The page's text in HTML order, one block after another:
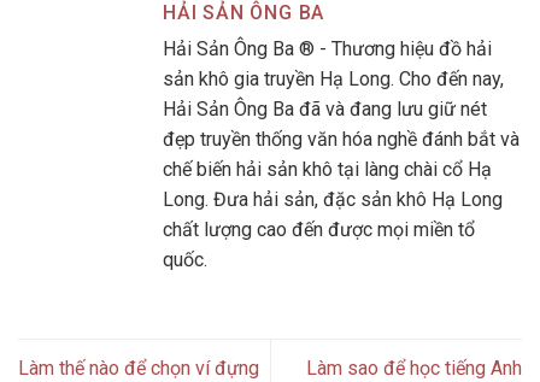
HẢI SẢN ÔNG BA
Hải Sản Ông Ba ® - Thương hiệu đồ hải
sản khô gia truyền Hạ Long. Cho đến nay,
Hải Sản Ông Ba đã và đang lưu giữ nét
đẹp truyền thống văn hóa nghề đánh bắt và
chế biến hải sản khô tại làng chài cổ Hạ
Long. Đưa hải sản, đặc sản khô Hạ Long
chất lượng cao đến được mọi miền tổ
quốc.
Làm thế nào để chọn ví đựng
Làm sao để học tiếng Anh